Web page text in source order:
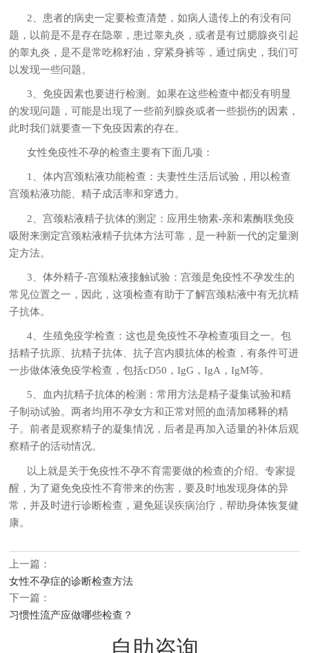
2、患者的病史一定要检查清楚，如病人遗传上的有没有问
题，以前是不是存在隐睾，患过睾丸炎，或者是有过腮腺炎引起
的睾丸炎，是不是常吃棉籽油，穿紧身裤等，通过病史，我们可
以发现一些问题。
3、免疫因素也要进行检测。如果在这些检查中都没有明显
的发现问题，可能是出现了一些前列腺炎或者一些损伤的因素，
此时我们就要查一下免疫因素的存在。
女性免疫性不孕的检查主要有下面几项：
1、体内宫颈粘液功能检查：夫妻性生活后试验，用以检查
宫颈粘液功能、精子成活率和穿透力。
2、宫颈粘液精子抗体的测定：应用生物素-亲和素酶联免疫
吸附来测定宫颈粘液精子抗体方法可靠，是一种新一代的定量测
定方法。
3、体外精子-宫颈粘液接触试验：宫颈是免疫性不孕发生的
常见位置之一，因此，这项检查有助于了解宫颈粘液中有无抗精
子抗体。
4、生殖免疫学检查：这也是免疫性不孕检查项目之一。包
括精子抗原、抗精子抗体、抗子宫内膜抗体的检查，有条件可进
一步做体液免疫学检查，包括cD50，IgG，IgA，IgM等。
5、血内抗精子抗体的检测：常用方法是精子凝集试验和精
子制动试验。两者均用不孕女方和正常对照的血清加稀释的精
子。前者是观察精子的凝集情况，后者是再加入适量的补体后观
察精子的活动情况。
以上就是关于免疫性不孕不育需要做的检查的介绍。专家提
醒，为了避免免疫性不育带来的伤害，要及时地发现身体的异
常，并及时进行诊断检查，避免延误疾病治疗，帮助身体恢复健
康。
上一篇：
女性不孕症的诊断检查方法
下一篇：
习惯性流产应做哪些检查？